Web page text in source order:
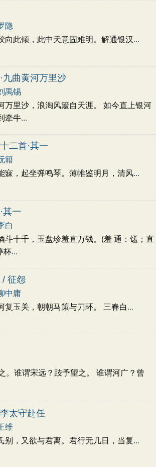
古诗三百首
隐
向此倾，此中天意固难明。解通银汉...
九曲黄河万里沙
禹锡
万里沙，浪淘风簸自天涯。 如今直上银河
牵牛...
二首·其一
籍
寐，起坐弹鸣琴。薄帷鉴明月，清风...
其一
白
斗十千，玉盘珍羞直万钱。(羞 通：馐；直
杯...
/ 征怨
中庸
复玉关，朝朝马策与刀环。 三春白...
。谁谓宋远？跂予望之。 谁谓河广？曾
太守赴任
维
别，又欲与君离。君行无几日，当复...